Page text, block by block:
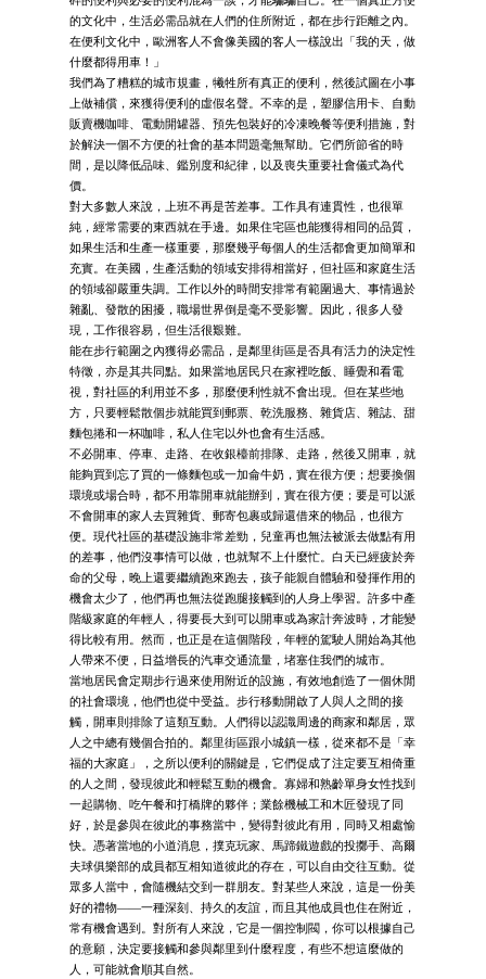
的文化中，生活必需品就在人們的住所附近，都在步行距離之內。
在便利文化中，歐洲客人不會像美國的客人一樣說出「我的天，做
什麼都得用車！」
我們為了糟糕的城市規畫，犧牲所有真正的便利，然後試圖在小事
上做補償，來獲得便利的虛假名聲。不幸的是，塑膠信用卡、自動
販賣機咖啡、電動開罐器、預先包裝好的冷凍晚餐等便利措施，對
於解決一個不方便的社會的基本問題毫無幫助。它們所節省的時
間，是以降低品味、鑑別度和紀律，以及喪失重要社會儀式為代
價。
對大多數人來說，上班不再是苦差事。工作具有連貫性，也很單
純，經常需要的東西就在手邊。如果住宅區也能獲得相同的品質，
如果生活和生產一樣重要，那麼幾乎每個人的生活都會更加簡單和
充實。在美國，生產活動的領域安排得相當好，但社區和家庭生活
的領域卻嚴重失調。工作以外的時間安排常有範圍過大、事情過於
雜亂、發散的困擾，職場世界倒是毫不受影響。因此，很多人發
現，工作很容易，但生活很艱難。
能在步行範圍之內獲得必需品，是鄰里街區是否具有活力的決定性
特徵，亦是其共同點。如果當地居民只在家裡吃飯、睡覺和看電
視，對社區的利用並不多，那麼便利性就不會出現。但在某些地
方，只要輕鬆散個步就能買到郵票、乾洗服務、雜貨店、雜誌、甜
麵包捲和一杯咖啡，私人住宅以外也會有生活感。
不必開車、停車、走路、在收銀檯前排隊、走路，然後又開車，就
能夠買到忘了買的一條麵包或一加侖牛奶，實在很方便；想要換個
環境或場合時，都不用靠開車就能辦到，實在很方便；要是可以派
不會開車的家人去買雜貨、郵寄包裹或歸還借來的物品，也很方
便。現代社區的基礎設施非常差勁，兒童再也無法被派去做點有用
的差事，他們沒事情可以做，也就幫不上什麼忙。白天已經疲於奔
命的父母，晚上還要繼續跑來跑去，孩子能親自體驗和發揮作用的
機會太少了，他們再也無法從跑腿接觸到的人身上學習。許多中產
階級家庭的年輕人，得要長大到可以開車或為家計奔波時，才能變
得比較有用。然而，也正是在這個階段，年輕的駕駛人開始為其他
人帶來不便，日益增長的汽車交通流量，堵塞住我們的城市。
當地居民會定期步行過來使用附近的設施，有效地創造了一個休閒
的社會環境，他們也從中受益。步行移動開啟了人與人之間的接
觸，開車則排除了這類互動。人們得以認識周邊的商家和鄰居，眾
人之中總有幾個合拍的。鄰里街區跟小城鎮一樣，從來都不是「幸
福的大家庭」，之所以便利的關鍵是，它們促成了注定要互相倚重
的人之間，發現彼此和輕鬆互動的機會。寡婦和熟齡單身女性找到
一起購物、吃午餐和打橋牌的夥伴；業餘機械工和木匠發現了同
好，於是參與在彼此的事務當中，變得對彼此有用，同時又相處愉
快。憑著當地的小道消息，撲克玩家、馬蹄鐵遊戲的投擲手、高爾
夫球俱樂部的成員都互相知道彼此的存在，可以自由交往互動。從
眾多人當中，會隨機結交到一群朋友。對某些人來說，這是一份美
好的禮物——一種深刻、持久的友誼，而且其他成員也住在附近，
常有機會遇到。對所有人來說，它是一個控制閥，你可以根據自己
的意願，決定要接觸和參與鄰里到什麼程度，有些不想這麼做的
人，可能就會順其自然。